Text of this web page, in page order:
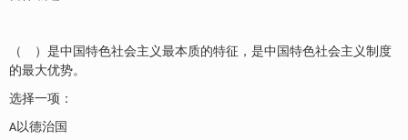
（ ）是中国特色社会主义最本质的特征，是中国特色社会主义制度
的最大优势。
选择一项：
A以德治国